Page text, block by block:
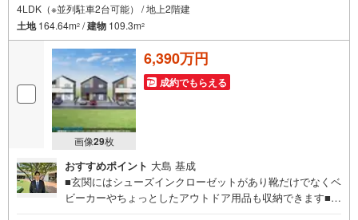
4LDK（※並列駐車2台可能） / 地上2階建
土地164.64m2 /建物 109.3m2
画像29枚
6,390万円
成約でもらえる
おすすめポイント 大島 基成
■玄関にはシューズインクローゼットがあり靴だけでなくベ
ビーカーやちょっとしたアウトドア用品も収納できます■並